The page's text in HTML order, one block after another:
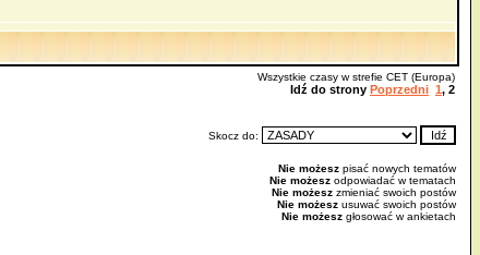
Wszystkie czasy w strefie CET (Europa)
Idź do strony Poprzedni 1, 2
Skocz do:
Nie możesz pisać nowych tematów
Nie możesz odpowiadać w tematach
Nie możesz zmieniać swoich postów
Nie możesz usuwać swoich postów
Nie możesz głosować w ankietach